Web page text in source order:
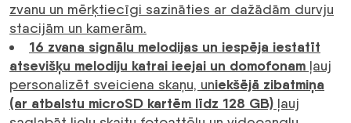
zvanu un mērķtiecīgi sazināties ar dažādām durvju
stacijām un kamerām.
16 zvana signālu melodijas un iespēja iestatīt
atsevišķu melodiju katrai ieejai un domofonam ļauj
personalizēt sveiciena skaņu, uniekšējā zibatmiņa
(ar atbalstu microSD kartēm līdz 128 GB) ļauj